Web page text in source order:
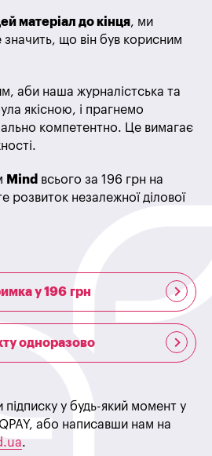
матеріал до кінця, ми
що він був корисним
аби наша журналістська та
якісною, і прагнемо
компетентно. Це вимагає
Mind всього за 196 грн на
розвиток незалежної ділової
у 196 грн
одноразово
у будь-який момент у
або написавши нам на
.